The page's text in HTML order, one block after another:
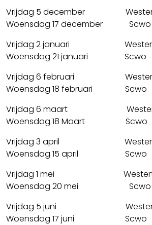
Vrijdag 5 december Westertil
Woensdag 17 december Scwo
Vrijdag 2 januari Westertil
Woensdag 21 januari Scwo
Vrijdag 6 februari
Woensdag 18 februari Scwo
Vrijdag 6 maart
Woensdag 18 Maart Scwo
Vrijdag 3 april
Woensdag 15 april Scwo
Vrijdag 1 mei Westertil
Woensdag 20 mei Scwo
Vrijdag 5 juni
Woensdag 17 juni Scwo